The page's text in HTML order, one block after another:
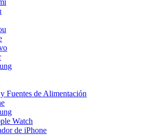
Fuentes de Alimentación
Watch
de iPhone